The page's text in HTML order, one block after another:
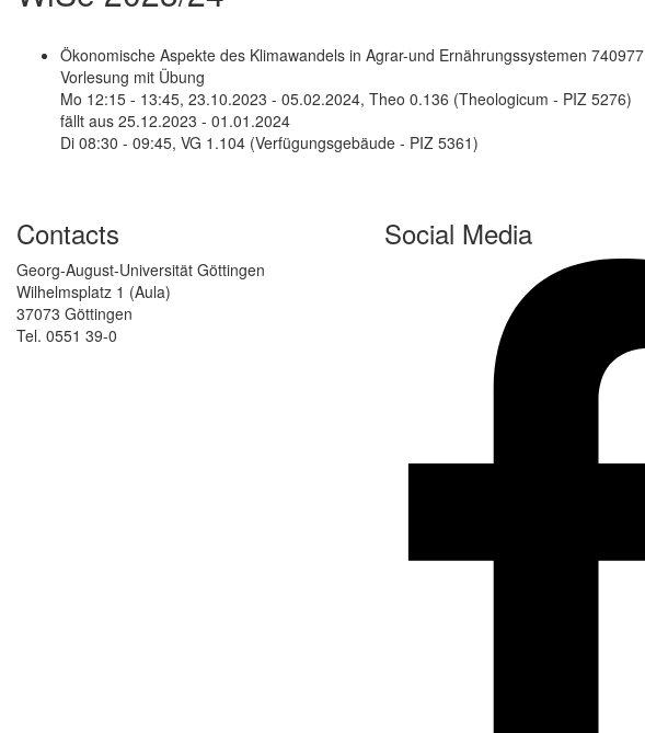
Ökonomische Aspekte des Klimawandels in Agrar-und Ernährungssystemen 740977
Vorlesung mit Übung
Mo 12:15 - 13:45, 23.10.2023 - 05.02.2024, Theo 0.136 (Theologicum - PIZ 5276)
fällt aus 25.12.2023 - 01.01.2024
Di 08:30 - 09:45, VG 1.104 (Verfügungsgebäude - PIZ 5361)
Contacts
Georg-August-Universität Göttingen
Wilhelmsplatz 1 (Aula)
37073 Göttingen
Tel. 0551 39-0
Social Media